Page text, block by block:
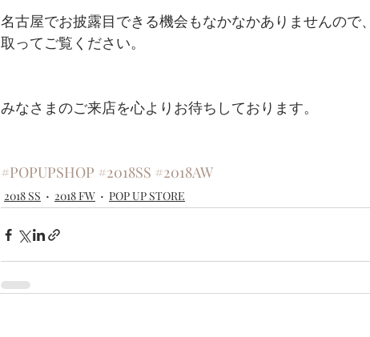
名古屋でお披露目できる機会もなかなかありませんので
取ってご覧ください。
みなさまのご来店を心よりお待ちしております。
#POPUPSHOP #2018SS #2018AW
2018 SS 2018 FW POP UP STORE